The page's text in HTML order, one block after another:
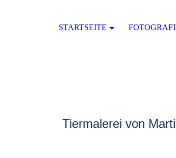
STARTSEITE
Tiermalerei von